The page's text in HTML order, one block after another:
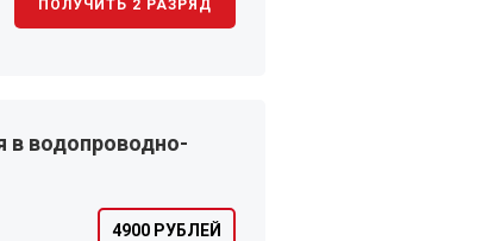
ПОЛУЧИТЬ 2 РАЗРЯД
в водопроводно-
4900 РУБЛЕЙ